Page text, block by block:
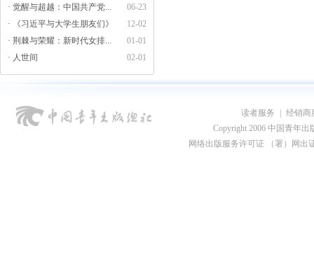
06-23
· 觉醒与超越：中国共产党...
12-02
· 《习近平与大学生朋友们》
01-01
· 荆棘与荣耀：新时代女排...
02-01
· 人世间
读者服务
经销商
Copyright 2006 中国青年出
网络出版服务许可证 （署）网出